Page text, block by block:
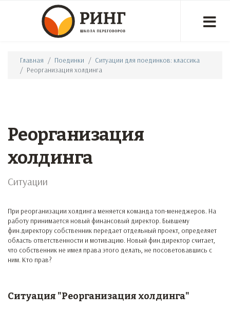
Главная Поединки
Ситуации для поединков: классика
Реорганизация холдинга
Реорганизация
холдинга
Ситуации
При реорганизации холдинга меняется команда топ-менеджеров. На
работу принимается новый финансовый директор. Бывшему
фин.директору собственник передает отдельный проект, определяет
область ответственности и мотивацию. Новый фин.директор считает,
что собственник не имел права этого делать, не посоветовавшись с
ним. Кто прав?
Ситуация "Реорганизация холдинга"